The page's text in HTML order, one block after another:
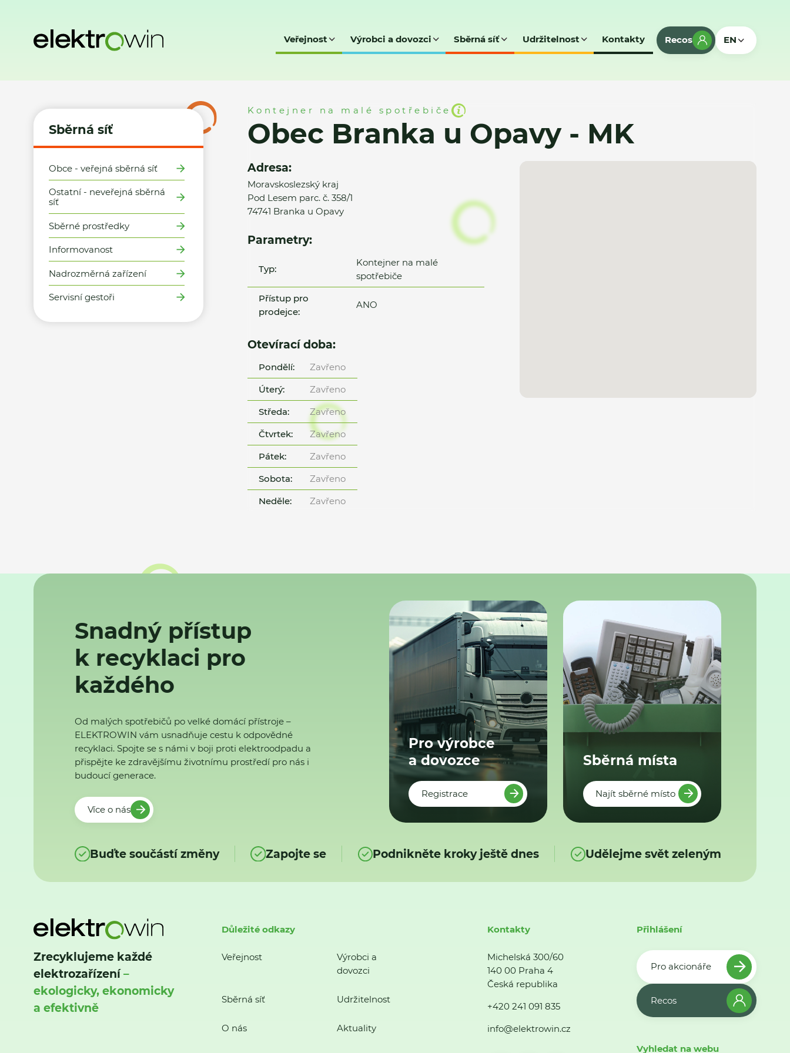
Veřejnost Výrobci a dovozci Sběrná síť Udržitelnost Kontakty Recos EN
Sběrná síť
Obce - veřejná sběrná síť
Ostatní - neveřejná sběrná
síť
Sběrné prostředky
Informovanost
Nadrozměrná zařízení
Servisní gestoři
Kontejner na malé spotřebiče
Obec Branka u Opavy - MK
Adresa:
Moravskoslezský kraj
Pod Lesem parc. č. 358/1
74741 Branka u Opavy
Parametry:
Typ:
Kontejner na malé
spotřebiče
Přístup pro
prodejce:
ANO
Otevírací doba:
Pondělí:
Zavřeno
Úterý:
Zavřeno
Středa:
Zavřeno
Čtvrtek:
Zavřeno
Pátek:
Zavřeno
Sobota:
Zavřeno
Neděle:
Zavřeno
Snadný přístup
k recyklaci pro
každého
Od malých spotřebičů po velké domácí přístroje –
ELEKTROWIN vám usnadňuje cestu k odpovědné
recyklaci. Spojte se s námi v boji proti elektroodpadu a
přispějte ke zdravějšímu životnímu prostředí pro nás i
budoucí generace.
Více o nás
Pro výrobce
a dovozce
Registrace
Sběrná místa
Najít sběrné místo
Buďte součástí změny Zapojte se Podnikněte kroky ještě dnes Udělejme svět zeleným
Zrecyklujeme každé
elektrozařízení–
ekologicky, ekonomicky
a efektivně
Důležité odkazy
Veřejnost
Výrobci a
dovozci
Sběrná síť Udržitelnost
O nás Aktuality
Kontakty
Michelská 300/60
140 00 Praha 4
Česká republika
+420 241 091 835
info@elektrowin.cz
Přihlášení
Pro akcionáře
Recos
Vyhledat na webu